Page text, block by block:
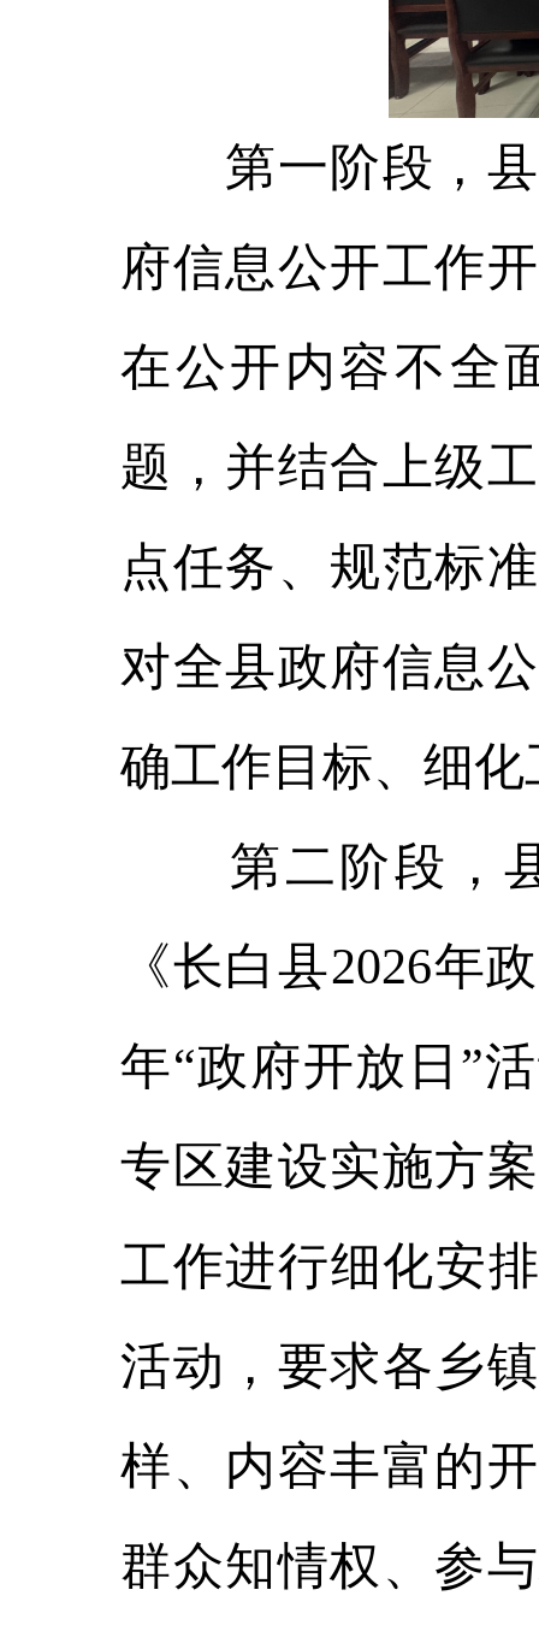
第一阶段，县
府信息公开工作
在公开内容不全
题，并结合上级
点任务、规范标
对全县政府信息
确工作目标、细
第二阶段，县
《长白县2026年
年“政府开放日”
专区建设实施方
工作进行细化安
活动，要求各乡
样、内容丰富的
群众知情权、参